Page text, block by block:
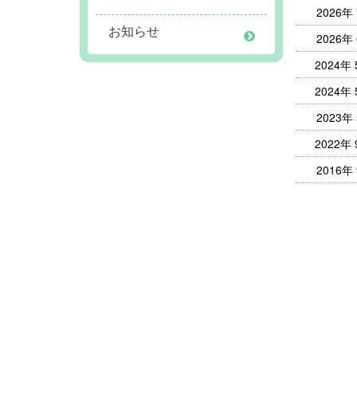
お知らせ
2026年
2026年
2024年
2024年
2023年
2022年
2016年